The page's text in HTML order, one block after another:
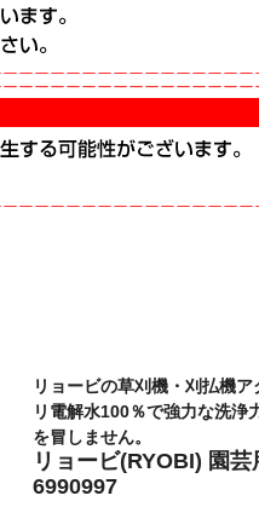
リョービの草刈機・刈払機
リ電解水100％で強力な洗浄
を冒しません。
リョービ(RYOBI) 園
6990997